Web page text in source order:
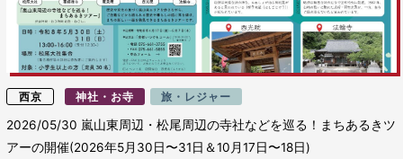
西京 神社・お寺 旅・レジャー
2026/05/30 嵐山東周辺・松尾周辺の寺社などを巡る！まちあるきツ
アーの開催(2026年5月30日〜31日＆10月17日〜18日)